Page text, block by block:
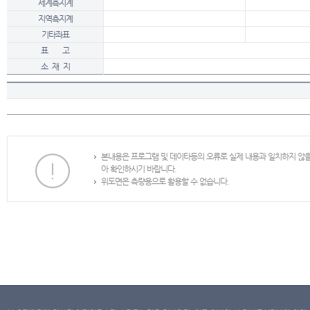
세계측지계
지역측지계
기타좌표
표 고
소 재 지
본내용은 프로그램 및 데이타등의 오류로 실제 내용과 일치하지
아 확인하시기 바랍니다.
위도면은 측량용으로 활용할 수 없습니다.